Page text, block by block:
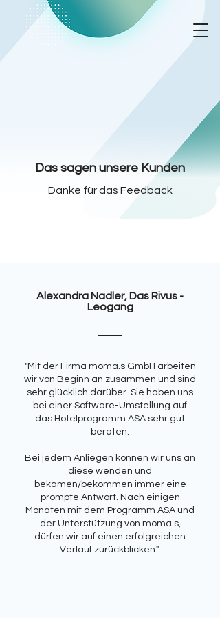
Das sagen unsere Kunden
Danke für das Feedback
Alexandra Nadler, Das Rivus -
Leogang
"Mit der Firma moma.s GmbH arbeiten
wir von Beginn an zusammen und sind
sehr glücklich darüber. Sie haben uns
bei einer Software-Umstellung auf
das Hotelprogramm ASA sehr gut
beraten.
Bei jedem Anliegen können wir uns an
diese wenden und
bekamen/bekommen immer eine
prompte Antwort. Nach einigen
Monaten mit dem Programm ASA und
der Unterstützung von moma.s,
dürfen wir auf einen erfolgreichen
Verlauf zurückblicken."